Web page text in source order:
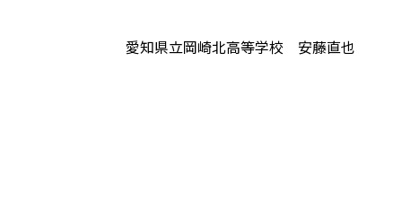
愛知県立岡崎北高等学校 安藤直也